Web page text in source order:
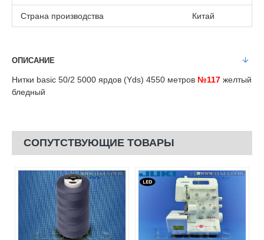
Страна производства Китай
ОПИСАНИЕ
Нитки basic 50/2 5000 ярдов (Yds) 4550 метров №117 желтый
бледный
СОПУТСТВУЮЩИЕ ТОВАРЫ